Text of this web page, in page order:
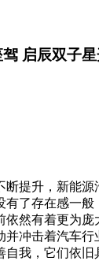
启辰双子
断提升，新能源
有了存在感一般
依然有着更为庞
并冲击着汽车行
自我，它们依旧